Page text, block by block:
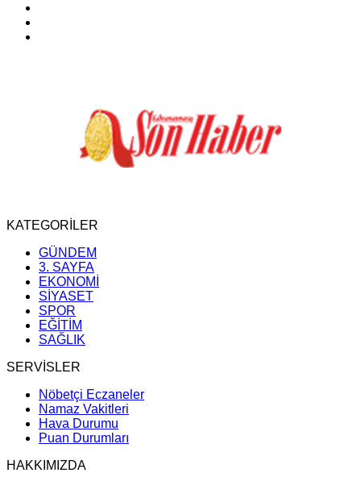
KATEGORİLER
GÜNDEM
3. SAYFA
EKONOMİ
SİYASET
SPOR
EĞİTİM
SAĞLIK
SERVİSLER
Nöbetçi Eczaneler
Namaz Vakitleri
Hava Durumu
Puan Durumları
HAKKIMIZDA